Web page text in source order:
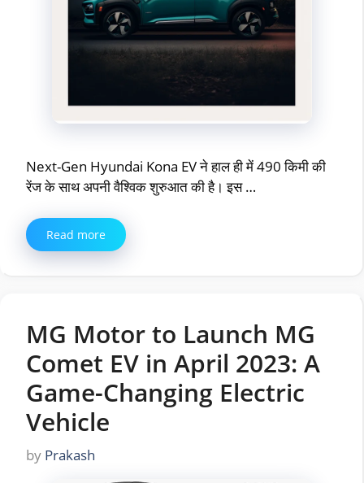
Next-Gen Hyundai Kona EV ने हाल ही में 490 किमी की
रेंज के साथ अपनी वैश्विक शुरुआत की है। इस …
Read more
MG Motor to Launch MG
Comet EV in April 2023: A
Game-Changing Electric
Vehicle
by Prakash